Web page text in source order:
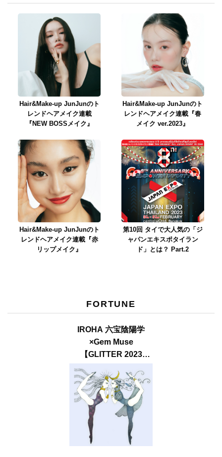
Hair&Make-up JunJunのト
レンドヘアメイク連載
『NEW BOSSメイク』
Hair&Make-up JunJunのト
レンドヘアメイク連載『春
メイク ver.2023』
Hair&Make-up JunJunのト
レンドヘアメイク連載『赤
リップメイク』
第10回 タイで大人気の「ジ
ャパンエキスポタイラン
ド」とは？ Part.2
FORTUNE
IROHA 六宝陰陽学
×Gem Muse
【GLITTER 2023
SUMMER issue】